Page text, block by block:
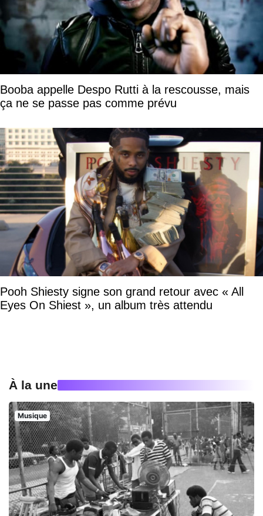
Booba appelle Despo Rutti à la rescousse, mais
ça ne se passe pas comme prévu
Pooh Shiesty signe son grand retour avec « All
Eyes On Shiest », un album très attendu
À la une
Musique